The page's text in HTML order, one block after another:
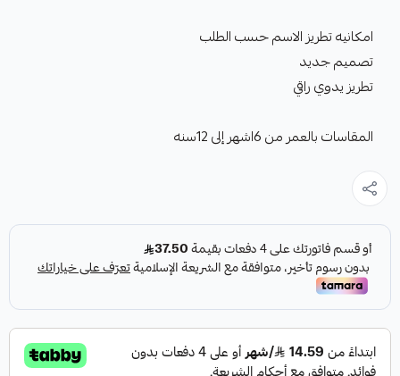
امكانيه تطريز الاسم حسب الطلب
تصميم جديد
تطريز يدوي راقي
المقاسات بالعمر من 6اشهر إلى 12سنه